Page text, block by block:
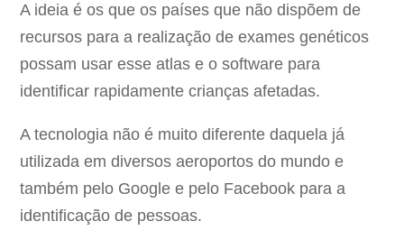
A ideia é os que os países que não dispõem de
recursos para a realização de exames genéticos
possam usar esse atlas e o software para
identificar rapidamente crianças afetadas.
A tecnologia não é muito diferente daquela já
utilizada em diversos aeroportos do mundo e
também pelo Google e pelo Facebook para a
identificação de pessoas.